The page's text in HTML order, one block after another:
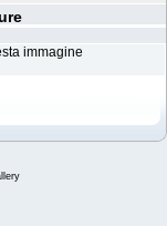
immagine